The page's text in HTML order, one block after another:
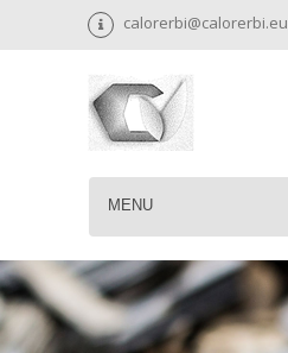
calorerbi@calorerbi.eu
MENU